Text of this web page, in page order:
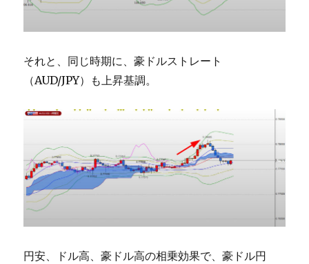
それと、同じ時期に、豪ドルストレート
（AUD/JPY）も上昇基調。
円安、ドル高、豪ドル高の相乗効果で、豪ドル円